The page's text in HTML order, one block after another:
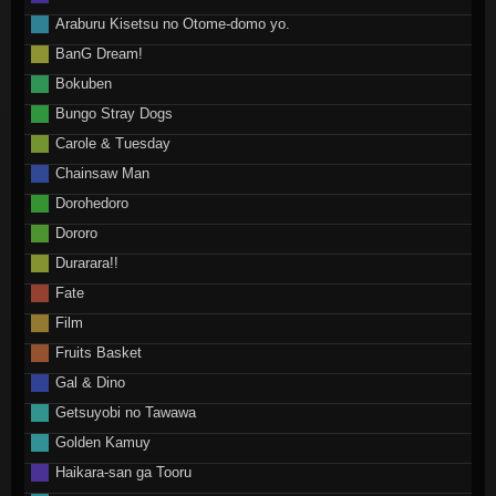
Araburu Kisetsu no Otome-domo yo.
BanG Dream!
Bokuben
Bungo Stray Dogs
Carole & Tuesday
Chainsaw Man
Dorohedoro
Dororo
Durarara!!
Fate
Film
Fruits Basket
Gal & Dino
Getsuyobi no Tawawa
Golden Kamuy
Haikara-san ga Tooru